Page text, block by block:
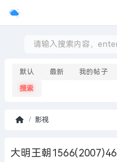
默认 最新 我的帖子
搜索
页
影视
大明王朝